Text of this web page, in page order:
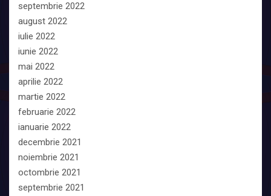
septembrie 2022
august 2022
iulie 2022
iunie 2022
mai 2022
aprilie 2022
martie 2022
februarie 2022
ianuarie 2022
decembrie 2021
noiembrie 2021
octombrie 2021
septembrie 2021